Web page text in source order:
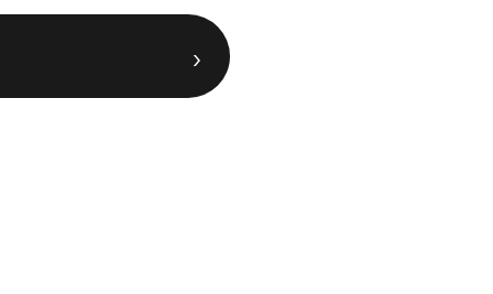
›